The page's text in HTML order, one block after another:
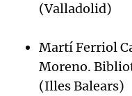
(Valladolid)
Martí Ferriol
Moreno.
(Illes Balears)